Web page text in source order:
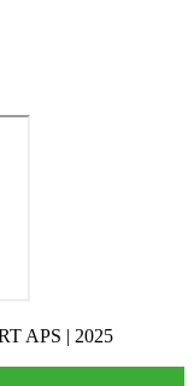
APS | 2025